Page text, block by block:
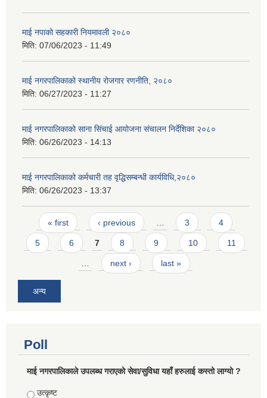
माई नपाको सहकारी नियमावली २०८०
मिति: 07/06/2023 - 11:49
माई नगरपालिकाको स्थानीय रोजगार रणनीति, २०८०
मिति: 06/27/2023 - 11:27
माई नगरपालिकाको साना सिंचाई आयोजना संचालन निर्देशिका २०८०
मिति: 06/26/2023 - 14:13
माई नगरपालिकाको कर्मचारी तह वृद्धिसम्बन्धी कार्यविधि,२०८०
मिति: 06/26/2023 - 13:37
Pages
« first ‹ previous … 3 4
5 6 7 8 9 10 11
… next › last »
अन्य
Poll
माई नगरपालिकाले उपलब्ध गराएको सेवा/सुविधा यहाँ हरुलाई कस्तो लाग्यो ?
Choices
उत्कृष्ट